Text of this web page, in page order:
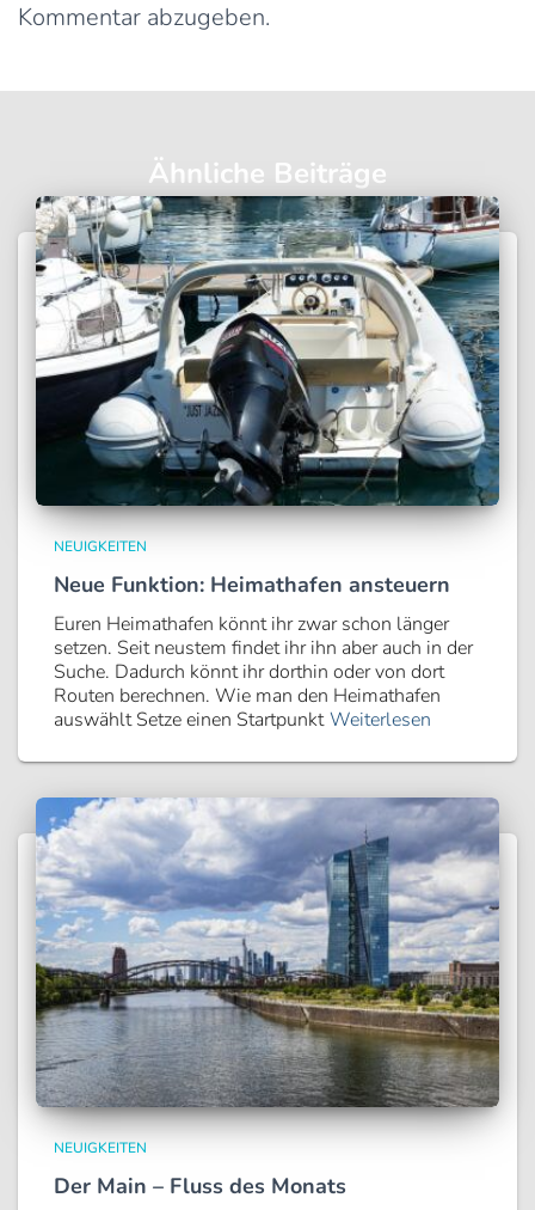
Kommentar abzugeben.
Ähnliche Beiträge
NEUIGKEITEN
Neue Funktion: Heimathafen ansteuern
Euren Heimathafen könnt ihr zwar schon länger
setzen. Seit neustem findet ihr ihn aber auch in der
Suche. Dadurch könnt ihr dorthin oder von dort
Routen berechnen. Wie man den Heimathafen
auswählt Setze einen Startpunkt Weiterlesen
NEUIGKEITEN
Der Main – Fluss des Monats